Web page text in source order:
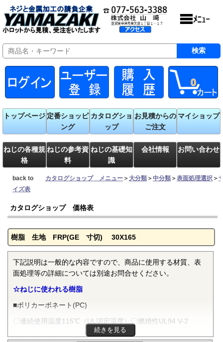
0
トップページ 定番ショッピ
ング
カタログショ
ップ
お見積からの
ご注文
マイショップ
ねじの各種規
格
ねじの参考資
料
ねじの基礎知
識
会社情報 お問い合わせ
back to カタログショップ メニュー ＞大分類 ＞中分類 ＞表面処理選択 ＞
イズ表
カタログショップ 価格表
樹脂 生地 FRP(GE 寸切) 30X165
下記説明は一般的な内容ですので、商品に使用する材質、表
面処理等の詳細については別途お問合せください。
☆ねじに使われる樹脂
■ポリカーボネート(PC)
〇連続使用温度115℃（UL認定温度）〇燃焼性UL94 V-2
ポリカーボネートは非晶性のエンジニアリングプラスチッ
続きを見る